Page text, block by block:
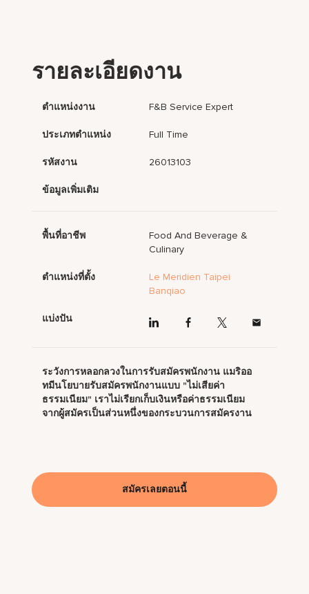
รายละเอียดงาน
ตำแหน่งงาน F&B Service Expert
ประเภทตำแหน่ง Full Time
รหัสงาน 26013103
ข้อมูลเพิ่มเติม
พื้นที่อาชีพ
Food And Beverage &
Culinary
ตำแหน่งที่ตั้ง
Le Meridien Taipei
Banqiao
แบ่งปัน
ระวังการหลอกลวงในการรับสมัครพนักงาน แมริออ
ทมีนโยบายรับสมัครพนักงานแบบ "ไม่เสียค่า
ธรรมเนียม" เราไม่เรียกเก็บเงินหรือค่าธรรมเนียม
จากผู้สมัครเป็นส่วนหนึ่งของกระบวนการสมัครงาน
สมัครเลยตอนนี้